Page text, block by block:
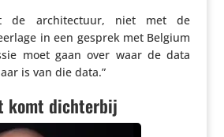
de archi­tec­tuur, niet met de
in een gesprek met Belgium
moet gaan over waar de data
is van die data.”
komt dichterbij